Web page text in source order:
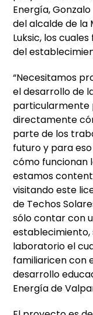
Energía,
del alcalde de la
Luksic, los
del
“Necesitamos
el desarrollo de
particularmente
directamente
parte de los
futuro y para
cómo funcionan
estamos
visitando este
de Techos
sólo contar con
establecimiento,
laboratorio el
familiaricen con
desarrollo
Energía de